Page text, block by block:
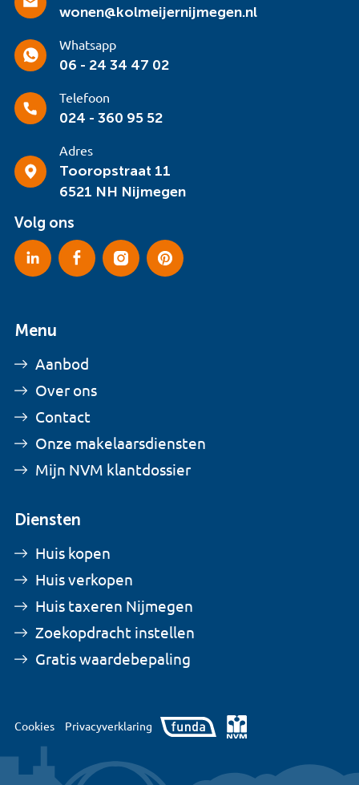
wonen@kolmeijernijmegen.nl
Whatsapp
06 - 24 34 47 02
Telefoon
024 - 360 95 52
Adres
Tooropstraat 11
6521 NH Nijmegen
Volg ons
Menu
Aanbod
Over ons
Contact
Onze makelaarsdiensten
Mijn NVM klantdossier
Diensten
Huis kopen
Huis verkopen
Huis taxeren Nijmegen
Zoekopdracht instellen
Gratis waardebepaling
Cookies Privacyverklaring